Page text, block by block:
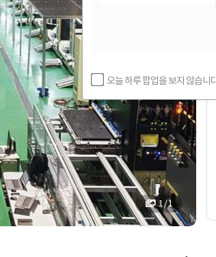
1 / 1
오늘 하루 팝업을 보지 않습니